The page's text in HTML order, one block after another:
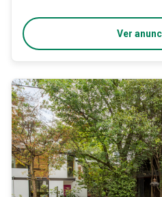
Ver